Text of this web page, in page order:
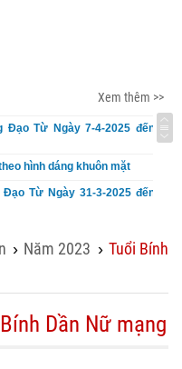
Xem thêm >>
Đạo Từ Ngày 7-4-2025 đến
hình dáng khuôn mặt
Từ Ngày 31-3-2025 đến
› Năm 2023 › Tuổi Bính
Dần Nữ mạng